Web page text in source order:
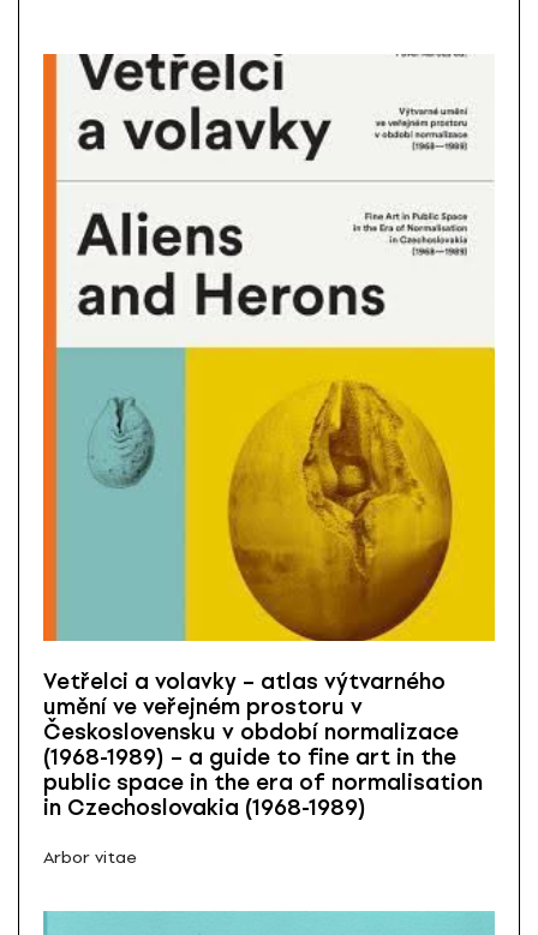
Vetřelci a volavky – atlas výtvarného
umění ve veřejném prostoru v
Československu v období normalizace
(1968-1989) – a guide to fine art in the
public space in the era of normalisation
in Czechoslovakia (1968-1989)
Arbor vitae